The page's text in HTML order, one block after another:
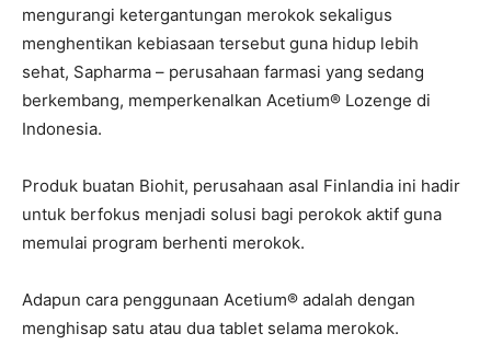
mengurangi ketergantungan merokok sekaligus
menghentikan kebiasaan tersebut guna hidup lebih
sehat, Sapharma – perusahaan farmasi yang sedang
berkembang, memperkenalkan Acetium®️ Lozenge di
Indonesia.
Produk buatan Biohit, perusahaan asal Finlandia ini hadir
untuk berfokus menjadi solusi bagi perokok aktif guna
memulai program berhenti merokok.
Adapun cara penggunaan Acetium®️ adalah dengan
menghisap satu atau dua tablet selama merokok.